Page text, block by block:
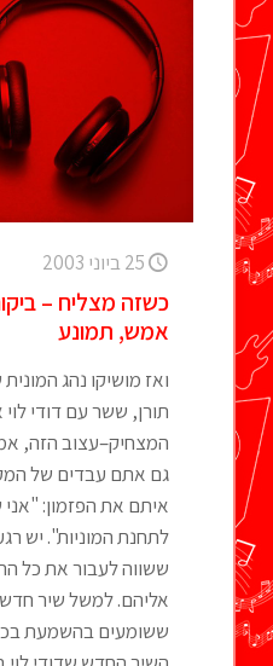
25 ביוני 2003
כשזה מצליח –
אמש, תמונע
ואז מושיקו נהג
תורן, ששר עם דודי
המצחיק–עצוב הזה,
גם אתם עבדים של
איתם את הפזמון:
לתחנת המוניות". יש
ששווה לעבור את כל
אליהם. למשל שיר
ששומעים בהשמעת